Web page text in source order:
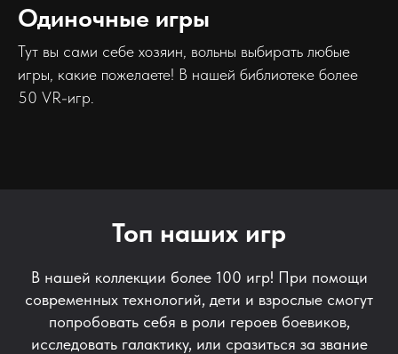
Одиночные игры
Тут вы сами себе хозяин, вольны выбирать любые
игры, какие пожелаете! В нашей библиотеке более
50 VR-игр.
Топ наших игр
В нашей коллекции более 100 игр! При помощи
современных технологий, дети и взрослые смогут
попробовать себя в роли героев боевиков,
исследовать галактику, или сразиться за звание